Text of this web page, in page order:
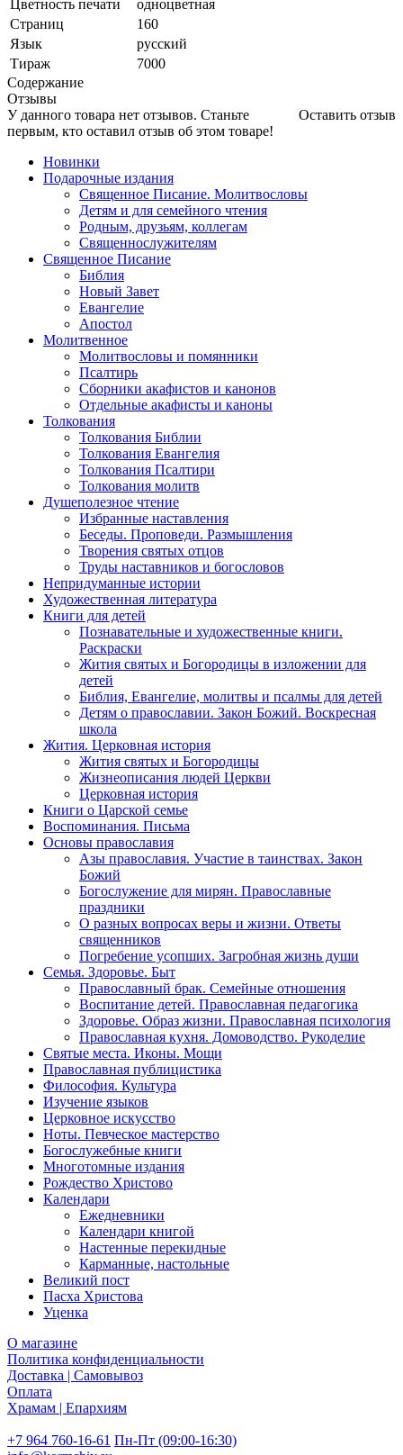
Цветность печати
одноцветная
Страниц
160
Язык
русский
Тираж
7000
Содержание
Отзывы
Оставить отзыв
У данного товара нет отзывов. Станьте
первым, кто оставил отзыв об этом товаре!
Новинки
Подарочные издания
Священное Писание. Молитвословы
Детям и для семейного чтения
Родным, друзьям, коллегам
Священнослужителям
Священное Писание
Библия
Новый Завет
Евангелие
Апостол
Молитвенное
Молитвословы и помянники
Псалтирь
Сборники акафистов и канонов
Отдельные акафисты и каноны
Толкования
Толкования Библии
Толкования Евангелия
Толкования Псалтири
Толкования молитв
Душеполезное чтение
Избранные наставления
Беседы. Проповеди. Размышления
Творения святых отцов
Труды наставников и богословов
Непридуманные истории
Художественная литература
Книги для детей
Познавательные и художественные книги.
Раскраски
Жития святых и Богородицы в изложении для
детей
Библия, Евангелие, молитвы и псалмы для детей
Детям о православии. Закон Божий. Воскресная
школа
Жития. Церковная история
Жития святых и Богородицы
Жизнеописания людей Церкви
Церковная история
Книги о Царской семье
Воспоминания. Письма
Основы православия
Азы православия. Участие в таинствах. Закон
Божий
Богослужение для мирян. Православные
праздники
О разных вопросах веры и жизни. Ответы
священников
Погребение усопших. Загробная жизнь души
Семья. Здоровье. Быт
Православный брак. Семейные отношения
Воспитание детей. Православная педагогика
Здоровье. Образ жизни. Православная психология
Православная кухня. Домоводство. Рукоделие
Святые места. Иконы. Мощи
Православная публицистика
Философия. Культура
Изучение языков
Церковное искусство
Ноты. Певческое мастерство
Богослужебные книги
Многотомные издания
Рождество Христово
Календари
Ежедневники
Календари книгой
Настенные перекидные
Карманные, настольные
Великий пост
Пасха Христова
Уценка
О магазине
Политика конфиденциальности
Доставка | Самовывоз
Оплата
Храмам | Епархиям
+7 964 760-16-61 Пн-Пт (09:00-16:30)